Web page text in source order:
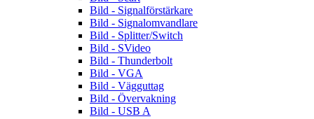
Bild - Signalförstärkare
Bild - Signalomvandlare
Bild - Splitter/Switch
Bild - SVideo
Bild - Thunderbolt
Bild - VGA
Bild - Vägguttag
Bild - Övervakning
Bild - USB A